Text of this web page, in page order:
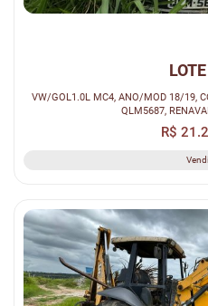
VW/GOL1.0L MC4, ANO/MOD 18/19,
QLM5687,
R$